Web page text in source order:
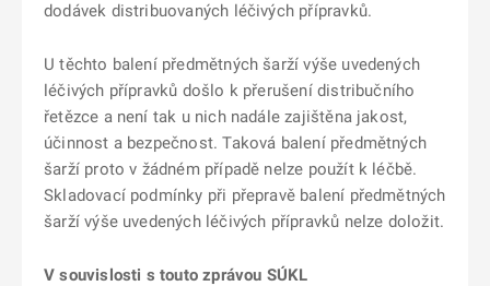
dodávek distribuovaných léčivých přípravků.
U těchto balení předmětných šarží výše uvedených
léčivých přípravků došlo k přerušení distribučního
řetězce a není tak u nich nadále zajištěna jakost,
účinnost a bezpečnost. Taková balení předmětných
šarží proto v žádném případě nelze použít k léčbě.
Skladovací podmínky při přepravě balení předmětných
šarží výše uvedených léčivých přípravků nelze doložit.
V souvislosti s touto zprávou SÚKL